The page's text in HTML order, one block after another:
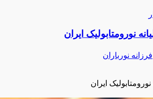
نورومتابولیک ایران
فرزانه نورباران
ایران